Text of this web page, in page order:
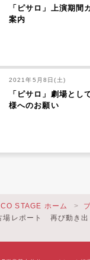
「ピサロ」上演期間
案内
2021年5月8日(土)
「ピサロ」劇場とし
様へのお願い
STAGE ホーム
場レポート 再び動き